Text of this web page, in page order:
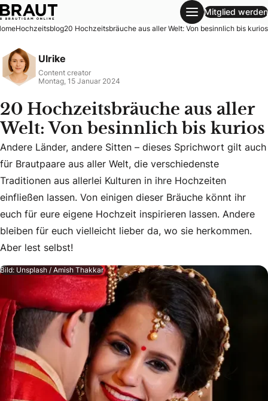
20 Hochzeitsbräuche aus aller Welt: Von besinnlich bis
Mitglied werden
Hochzeitsblog20 Hochzeitsbräuche aus aller Welt: Von besinnlich bis kurios
Ulrike
Content creator
Montag, 15 Januar 2024
20 Hochzeitsbräuche aus aller
Welt: Von besinnlich bis kurios
Andere Länder, andere Sitten – dieses Sprichwort gilt
Andere Länder, andere Sitten – dieses Sprichwort gilt auch
für Brautpaare aus aller Welt, die verschiedenste
Traditionen aus allerlei Kulturen in ihre Hochzeiten
einfließen lassen. Von einigen dieser Bräuche könnt ihr
euch für eure eigene Hochzeit inspirieren lassen. Andere
bleiben für euch vielleicht lieber da, wo sie herkommen.
Aber lest selbst!
Bild: Unsplash / Amish Thakkar